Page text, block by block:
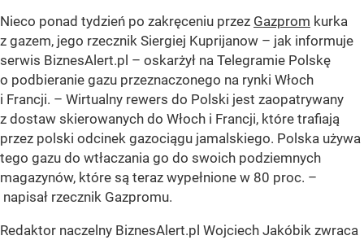
Nieco ponad tydzień po zakręceniu przez Gazprom kurka
z gazem, jego rzecznik Siergiej Kuprijanow – jak informuje
serwis BiznesAlert.pl – oskarżył na Telegramie Polskę
o podbieranie gazu przeznaczonego na rynki Włoch
i Francji. – Wirtualny rewers do Polski jest zaopatrywany
z dostaw skierowanych do Włoch i Francji, które trafiają
przez polski odcinek gazociągu jamalskiego. Polska używa
tego gazu do wtłaczania go do swoich podziemnych
magazynów, które są teraz wypełnione w 80 proc. –
napisał rzecznik Gazpromu.
Redaktor naczelny BiznesAlert.pl Wojciech Jakóbik zwraca